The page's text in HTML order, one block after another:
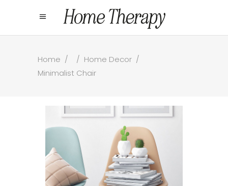
Home / / Home Decor /
Minimalist Chair